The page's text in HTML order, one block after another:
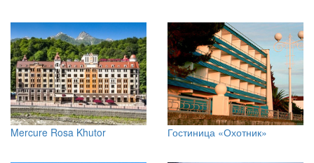
Mercure Rosa Khutor Гостиница «Охотник»